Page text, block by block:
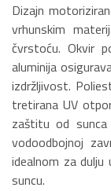
Dizajn
vrhunskim
čvrstoću. Okvir
aluminija
izdržljivost.
tretirana UV
zaštitu od
vodoodbojnoj
idealnom za
suncu.